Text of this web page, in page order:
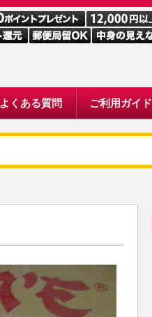
よくある質問 ご利用ガイド